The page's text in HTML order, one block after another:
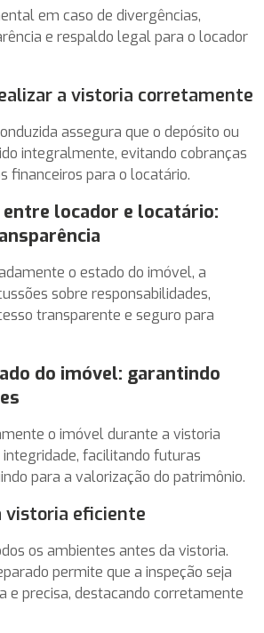
em caso de divergências,
e respaldo legal para o locador
a vistoria corretamente
assegura que o depósito ou
integralmente, evitando cobranças
financeiros para o locatário.
locador e locatário:
o estado do imóvel, a
sobre responsabilidades,
transparente e seguro para
do imóvel: garantindo
o imóvel durante a vistoria
facilitando futuras
para a valorização do patrimônio.
vistoria eficiente
os ambientes antes da vistoria.
permite que a inspeção seja
e precisa, destacando corretamente